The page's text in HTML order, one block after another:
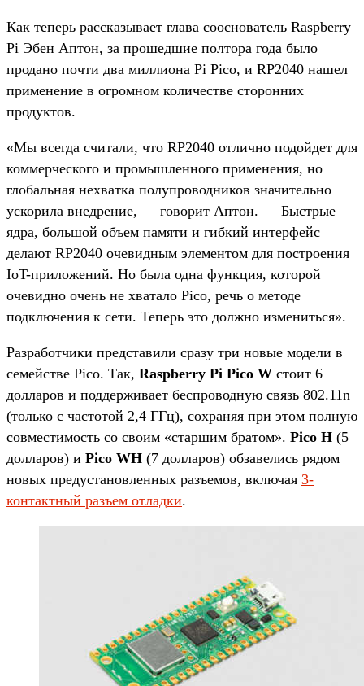
Как теперь рассказывает глава сооснователь Raspberry
Pi Эбен Аптон, за прошедшие полтора года было
продано почти два миллиона Pi Pico, и RP2040 нашел
применение в огромном количестве сторонних
продуктов.
«Мы всегда считали, что RP2040 отлично подойдет для
коммерческого и промышленного применения, но
глобальная нехватка полупроводников значительно
ускорила внедрение, — говорит Аптон. — Быстрые
ядра, большой объем памяти и гибкий интерфейс
делают RP2040 очевидным элементом для построения
IoT-приложений. Но была одна функция, которой
очевидно очень не хватало Pico, речь о методе
подключения к сети. Теперь это должно измениться».
Разработчики представили сразу три новые модели в
семействе Pico. Так, Raspberry Pi Pico W стоит 6
долларов и поддерживает беспроводную связь 802.11n
(только с частотой 2,4 ГГц), сохраняя при этом полную
совместимость со своим «старшим братом». Pico H (5
долларов) и Pico WH (7 долларов) обзавелись рядом
новых предустановленных разъемов, включая 3-
контактный разъем отладки.